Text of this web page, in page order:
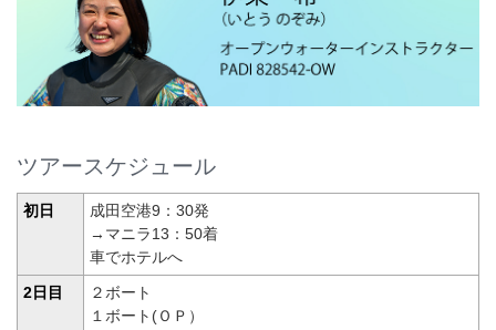
ツアースケジュール
初日
成田空港9：30発
→マニラ13：50着
車でホテルへ
2日目
２ボート
１ボート(ＯＰ）